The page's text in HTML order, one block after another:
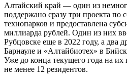
Алтайский край — один из
поддержано сразу три проекта
технопарков и предоставлена
миллиарда рублей. Один из них
Рубцовске еще в 2022 году, а два
Барнауле и «Алтайбиотех» в
Уже до конца текущего года на их
не менее 12 резидентов.